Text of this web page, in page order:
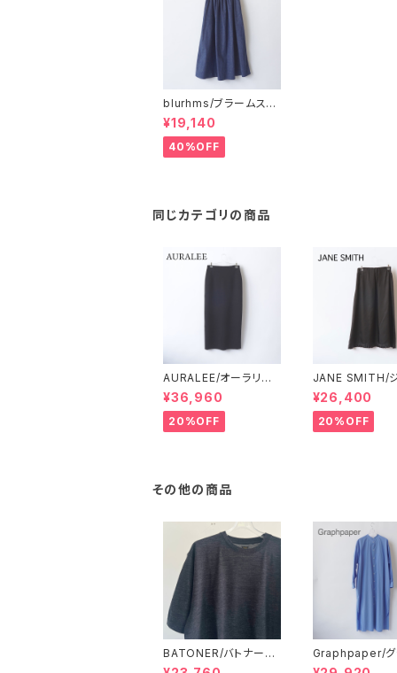
blurhms/ブラームス・L
ight-oz Denim Gath
er Skirt
¥19,140
40%OFF
同じカテゴリの商品
AURALEE/オーラリー・
DOUBLE FACED SIL
K COTTON KNIT SK
IRT
¥36,960
20%OFF
JANE SMITH/
ンスミス・
UPRO FRILL
KIRT
¥26,400
20%OFF
その他の商品
BATONER/バトナー・S
UMMER WOOL T-S
Graphpaper/グ
ーパー・Broad